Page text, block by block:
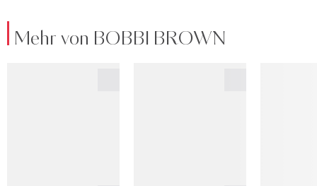
Mehr von BOBBI BROWN